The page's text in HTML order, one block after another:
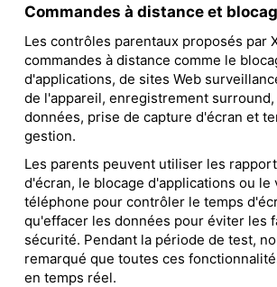
Commandes à distance et
Les contrôles parentaux proposés par
commandes à distance comme le
d'applications, de sites Web
de l'appareil, enregistrement
données, prise de capture d'écran et
gestion.
Les parents peuvent utiliser les
d'écran, le blocage d'applications ou le
téléphone pour contrôler le temps
qu'effacer les données pour éviter les
sécurité. Pendant la période de test,
remarqué que toutes ces
en temps réel.